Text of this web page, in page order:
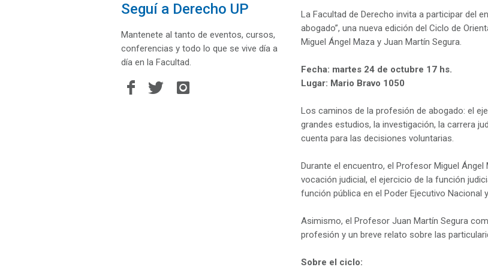
La Facultad de Derecho invita a participar del
abogado”, una nueva edición del Ciclo de
Miguel Ángel Maza y Juan Martín Segura.
Fecha: martes 24 de octubre 17 hs.
Lugar: Mario Bravo 1050
Los caminos de la profesión de abogado: el
grandes estudios, la investigación, la carrera
cuenta para las decisiones voluntarias.
Durante el encuentro, el Profesor Miguel
vocación judicial, el ejercicio de la función
función pública en el Poder Ejecutivo Nacional
Asimismo, el Profesor Juan Martín Segura
profesión y un breve relato sobre las
Sobre el ciclo:
Seguí a Derecho UP
Mantenete al tanto de eventos, cursos,
conferencias y todo lo que se vive día a
día en la Facultad.